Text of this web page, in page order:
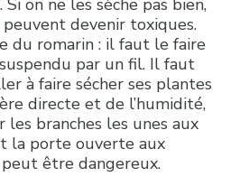
Si on ne les sèche pas bien,
devenir toxiques.
du romarin : il faut le faire
suspendu par un fil. Il faut
à faire sécher ses plantes
directe et de l’humidité,
les branches les unes aux
la porte ouverte aux
être dangereux.